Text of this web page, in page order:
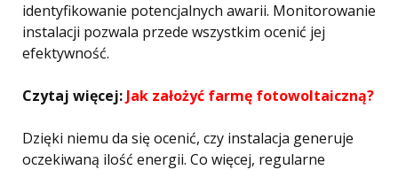
identyfikowanie potencjalnych awarii. Monitorowanie
instalacji pozwala przede wszystkim ocenić jej
efektywność.
Czytaj więcej: Jak założyć farmę fotowoltaiczną?
Dzięki niemu da się ocenić, czy instalacja generuje
oczekiwaną ilość energii. Co więcej, regularne